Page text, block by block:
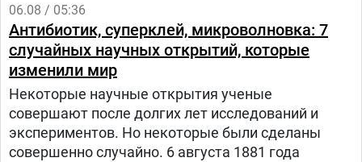
06.08 / 05:36
Антибиотик, суперклей, микроволновка: 7
случайных научных открытий, которые
изменили мир
Некоторые научные открытия ученые
совершают после долгих лет исследований и
экспериментов. Но некоторые были сделаны
совершенно случайно. 6 августа 1881 года